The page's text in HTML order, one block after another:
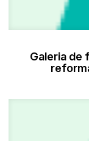
Galeria de